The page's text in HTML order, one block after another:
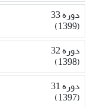
دوره 33
(1399)
دوره 32
(1398)
دوره 31
(1397)